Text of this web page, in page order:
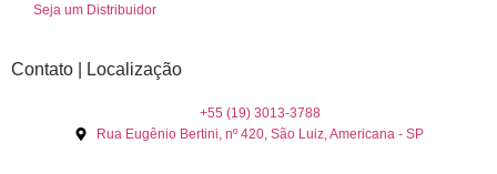
Seja um Distribuidor
Contato | Localização
+55 (19) 3013-3788
Rua Eugênio Bertini, nº 420, São Luiz, Americana - SP